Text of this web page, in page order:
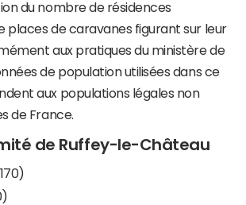
du nombre de résidences
places de caravanes figurant sur leur
aux pratiques du ministère de
de population utilisées dans ce
aux populations légales non
de France.
de Ruffey-le-Château